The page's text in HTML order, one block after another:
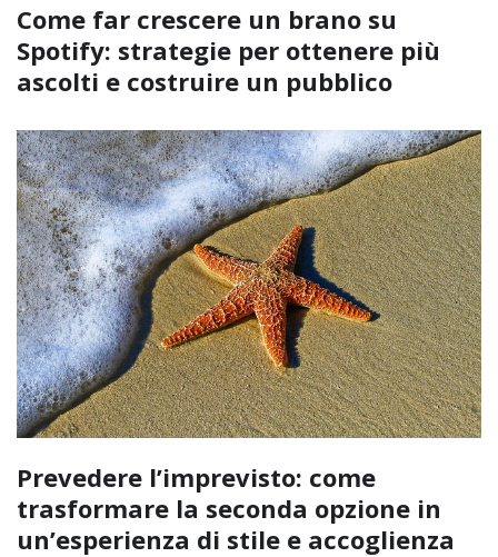
Come far crescere un brano su
Spotify: strategie per ottenere più
ascolti e costruire un pubblico
Prevedere l’imprevisto: come
trasformare la seconda opzione in
un’esperienza di stile e accoglienza